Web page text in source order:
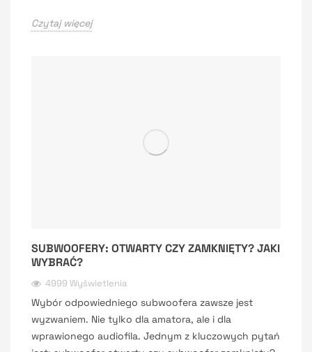
Czytaj więcej
SUBWOOFERY: OTWARTY CZY ZAMKNIĘTY? JAKI
WYBRAĆ?
4999 Wyświetlenia
Wybór odpowiedniego subwoofera zawsze jest
wyzwaniem. Nie tylko dla amatora, ale i dla
wprawionego audiofila. Jednym z kluczowych pytań